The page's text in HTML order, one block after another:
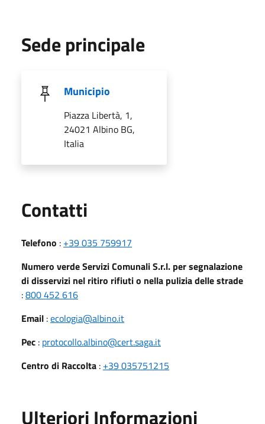
Sede principale
Municipio
Piazza Libertà, 1,
24021 Albino BG,
Italia
Contatti
Telefono : +39 035 759917
Numero verde Servizi Comunali S.r.l. per segnalazione
di disservizi nel ritiro rifiuti o nella pulizia delle strade
:800 452 616
Email :ecologia@albino.it
Pec : protocollo.albino@cert.saga.it
Centro di Raccolta : +39 035751215
Ulteriori Informazioni